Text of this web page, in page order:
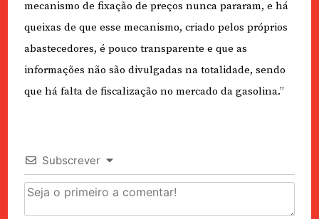
mecanismo de fixação de preços nunca pararam, e há
queixas de que esse mecanismo, criado pelos próprios
abastecedores, é pouco transparente e que as
informações não são divulgadas na totalidade, sendo
que há falta de fiscalização no mercado da gasolina.”
Subscrever